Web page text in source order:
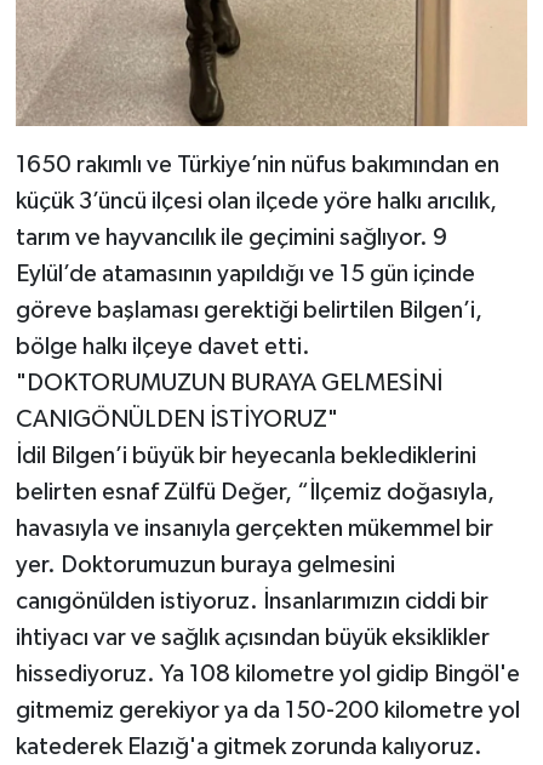
1650 rakımlı ve Türkiye’nin nüfus bakımından en
küçük 3’üncü ilçesi olan ilçede yöre halkı arıcılık,
tarım ve hayvancılık ile geçimini sağlıyor. 9
Eylül’de atamasının yapıldığı ve 15 gün içinde
göreve başlaması gerektiği belirtilen Bilgen’i,
bölge halkı ilçeye davet etti.
"DOKTORUMUZUN BURAYA GELMESİNİ
CANIGÖNÜLDEN İSTİYORUZ"
İdil Bilgen’i büyük bir heyecanla beklediklerini
belirten esnaf Zülfü Değer, “İlçemiz doğasıyla,
havasıyla ve insanıyla gerçekten mükemmel bir
yer. Doktorumuzun buraya gelmesini
canıgönülden istiyoruz. İnsanlarımızın ciddi bir
ihtiyacı var ve sağlık açısından büyük eksiklikler
hissediyoruz. Ya 108 kilometre yol gidip Bingöl'e
gitmemiz gerekiyor ya da 150-200 kilometre yol
katederek Elazığ'a gitmek zorunda kalıyoruz.